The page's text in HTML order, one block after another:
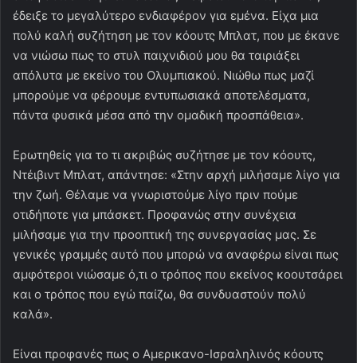
έδειξε το μεγαλύτερο ενδιαφέρον για εμένα. Είχα μια
πολύ καλή συζήτηση με τον κόουτς Μπλατ, που με έκανε
να νιώσω πως το στυλ παιχνιδιού μου θα ταιριάξει
απόλυτα με εκείνο του Ολυμπιακού. Νιώθω πως μαζί
μπορούμε να φέρουμε εντυπωσιακά αποτελέσματα,
πάντα φυσικά μέσα από την ομαδική προσπάθεια».
Ερωτηθείς για το τι ακριβώς συζήτησε με τον κόουτς,
Ντέιβιντ Μπλατ, απάντησε: «Στην αρχή μιλήσαμε λίγο για
την ζωή. Θέλαμε να γνωριστούμε λίγο πριν πούμε
οτιδήποτε για μπάσκετ. Προφανώς στην συνέχεια
μιλήσαμε για την προοπτική της συνεργασίας μας. Σε
γενικές γραμμές αυτό που μπορώ να αναφέρω είναι πως
αμφότεροι νιώσαμε ό,τι ο τρόπος που εκείνος κοουτσάρει
και ο τρόπος που εγώ παίζω, θα συνδυαστούν πολύ
καλά».
Είναι προφανές πως ο Αμερικανο-Ισραληλινός κόουτς